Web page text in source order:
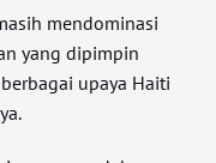
mendominasi
yang dipimpin
upaya Haiti